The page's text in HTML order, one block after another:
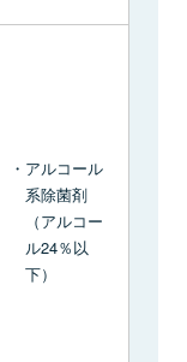
アルコール
系除菌剤
（アルコー
ル24％以
下）